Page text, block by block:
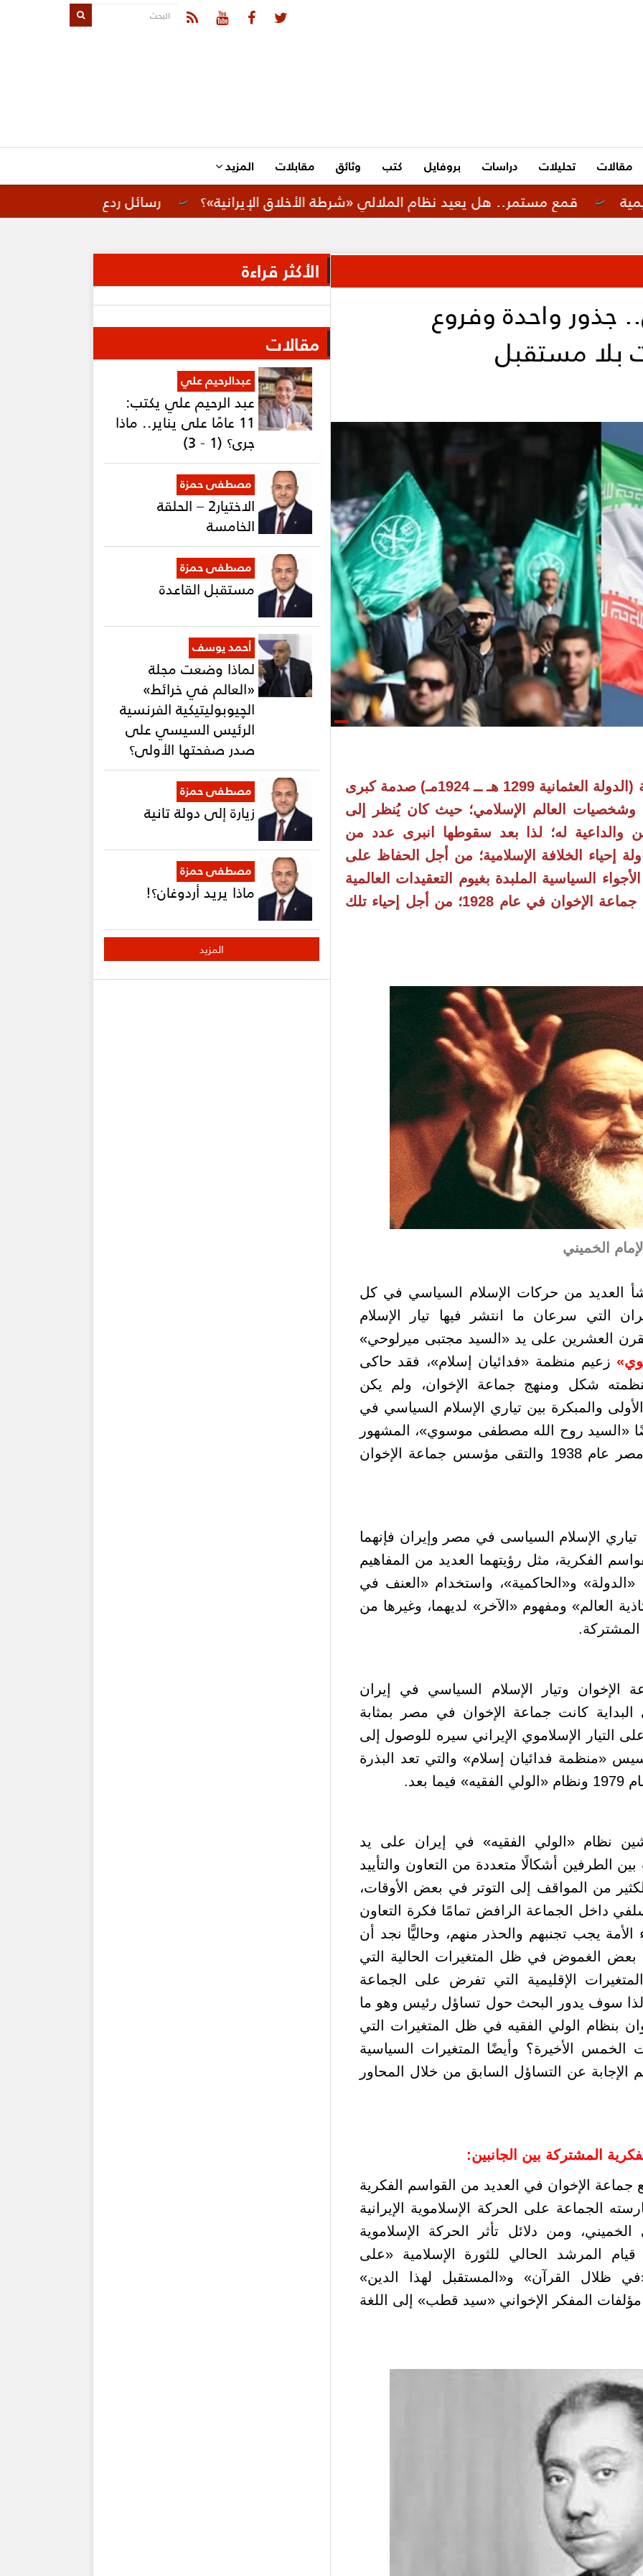
مقالات تحليلات دراسات بروفايل كتب وثائق مقابلات المزيد
رسائل ردع لإيران.. تحركات أمريكية مستمر.. هل يعيد نظام الملالي «شرطة الأخلاق الإيرانية»؟
جذور واحدة وفروع
بلا مستقبل
شكل سقوط الخلافة الإسلامية (الدولة العثمانية 1299 هـ ــ 1924مـ) صدمة كبرى
العالم الإسلامي؛ حيث كان يُنظر إلى
والداعية له؛ لذا بعد سقوطها انبرى عدد من
إحياء الخلافة الإسلامية؛ من أجل الحفاظ على
السياسية الملبدة بغيوم التعقيدات العالمية
وتغيير موازين القوى، أُسست جماعة الإخوان في عام 1928؛ من أجل إحياء تلك
الخميني
العديد من حركات الإسلام السياسي في كل
التي سرعان ما انتشر فيها تيار الإسلام
العشرين على يد «السيد مجتبى ميرلوحي»
زعيم منظمة «فدائيان إسلام»، فقد حاكى
شكل ومنهج جماعة الإخوان، ولم يكن
والمبكرة بين تياري الإسلام السياسي في
«السيد روح الله مصطفى موسوي»، المشهور
بالإمام الخميني؛ حيث زار مصر عام 1938 والتقى مؤسس جماعة الإخوان
الإسلام السياسى في مصر وإيران فإنهما
الفكرية، مثل رؤيتهما العديد من المفاهيم
«الدولة» و«الحاكمية»، واستخدام «العنف في
العالم» ومفهوم «الآخر» لديهما، وغيرها من
المشتركة.
الإخوان وتيار الإسلام السياسي في إيران
كانت جماعة الإخوان في مصر بمثابة
التيار الإسلاموي الإيراني سيره للوصول إلى
«منظمة فدائيان إسلام» والتي تعد البذرة
بعد
.
نظام «الولي الفقيه» في إيران على يد
الطرفين أشكالًا متعددة من التعاون والتأييد
من المواقف إلى التوتر في بعض الأوقات،
داخل الجماعة الرافض تمامًا فكرة التعاون
الأمة يجب تجنبهم والحذر منهم، وحاليًّا نجد أن
بعض الغموض في ظل المتغيرات الحالية التي
الإقليمية التي تفرض على الجماعة
لذا سوف يدور البحث حول تساؤل رئيس وهو ما
بنظام الولي الفقيه في ظل المتغيرات التي
الأخيرة؟ وأيضًا المتغيرات السياسية
الإجابة عن التساؤل السابق من خلال المحاور
المشتركة بين الجانبين:
جماعة الإخوان في العديد من القواسم الفكرية
الجماعة على الحركة الإسلاموية الإيرانية
ومن دلائل تأثر الحركة الإسلاموية
قيام المرشد الحالي للثورة الإسلامية «على
ظلال القرآن» و«المستقبل لهذا الدين»
المفكر الإخواني «سيد قطب» إلى اللغة
الأكثر قراءة
مقالات
عبدالرحيم علي
عبد الرحيم علي يكتب:
11 عامًا على يناير.. ماذا
جرى؟ (1 - 3)
مصطفى حمزة
الاختيار2 – الحلقة
الخامسة
مصطفى حمزة
مستقبل القاعدة
أحمد يوسف
لماذا وضعت مجلة
«العالم في خرائط»
الچيوبوليتيكية الفرنسية
الرئيس السيسي على
صدر صفحتها الأولى؟
مصطفى حمزة
زيارة إلى دولة تانية
مصطفى حمزة
ماذا يريد أردوغان؟!
المزيد